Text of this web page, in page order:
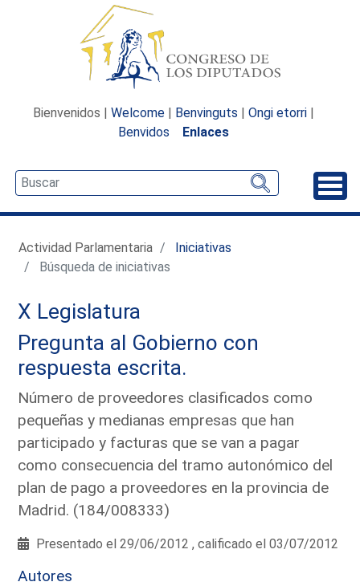
Bienvenidos | Welcome | Benvinguts | Ongi etorri |
Benvidos
Enlaces
Actividad Parlamentaria
Iniciativas
Búsqueda de iniciativas
X Legislatura
Pregunta al Gobierno con
respuesta escrita.
Número de proveedores clasificados como
pequeñas y medianas empresas que han
participado y facturas que se van a pagar
como consecuencia del tramo autonómico del
plan de pago a proveedores en la provincia de
Madrid. (184/008333)
Presentado el 29/06/2012 , calificado el 03/07/2012
Autores